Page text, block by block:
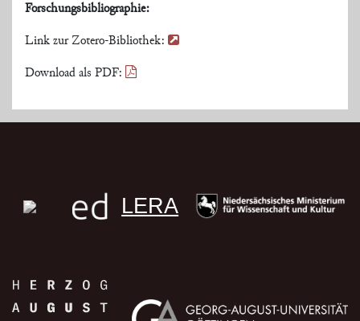
Forschungsbibliographie:
Link zur Zotero-Bibliothek:
Download als PDF:
LERA